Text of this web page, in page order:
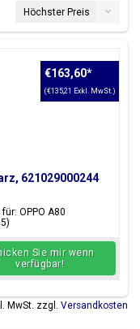
Höchster Preis
621029000244
OPPO A80
€163,60*
(€135,21 Exkl. MwSt.)
Sie mir wenn
verfügbar!
MwSt. zzgl. Versandkosten